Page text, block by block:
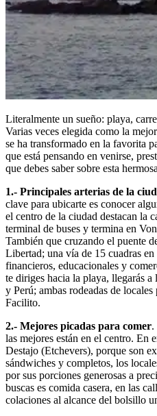
Literalmente un sueño: playa,
Varias veces elegida como la
se ha transformado en la favorita
que está pensando en venirse,
que debes saber sobre esta
1.- Principales arterias de la
clave para ubicarte es conocer
el centro de la ciudad destacan la
terminal de buses y termina en
También que cruzando el puente
Libertad; una vía de 15 cuadras
financieros, educacionales y
te diriges hacia la playa, llegarás
y Perú; ambas rodeadas de
Facilito.
2.- Mejores picadas para comer.
las mejores están en el centro. En
Destajo (Etchevers), porque son
sándwiches y completos, los
por sus porciones generosas a
buscas es comida casera, en las
colaciones al alcance del bolsillo